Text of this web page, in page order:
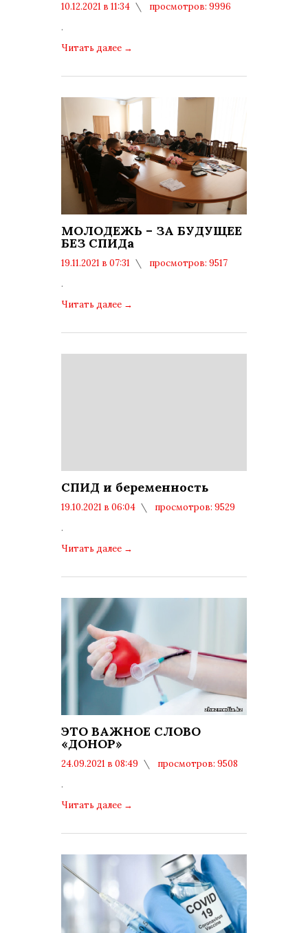
10.12.2021 в 11:34
просмотров: 9996
.
Читать далее →
МОЛОДЕЖЬ – ЗА БУДУЩЕЕ
БЕЗ СПИДа
19.11.2021 в 07:31
просмотров: 9517
.
Читать далее →
СПИД и беременность
19.10.2021 в 06:04
просмотров: 9529
.
Читать далее →
ЭТО ВАЖНОЕ СЛОВО
«ДОНОР»
24.09.2021 в 08:49
просмотров: 9508
.
Читать далее →